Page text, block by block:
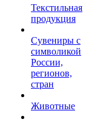
Текстильная
продукция
Сувениры с
символикой
России,
регионов,
стран
Животные